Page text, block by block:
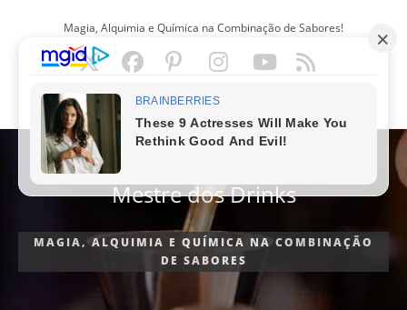
Magia, Alquimia e Química na Combinação de Sabores!
PORTUGUÊS
Mestre dos Drinks
MAGIA, ALQUIMIA E QUÍMICA NA COMBINAÇÃO
DE SABORES